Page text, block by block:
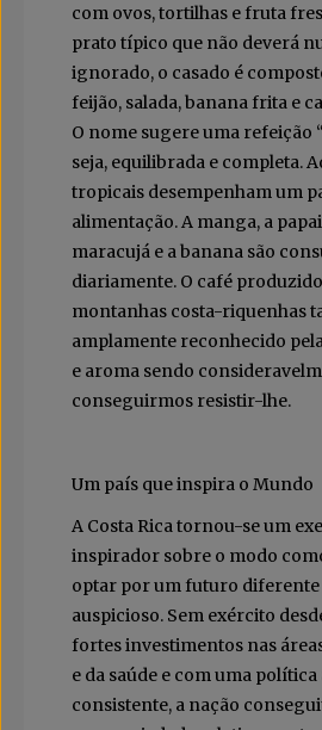
com ovos, tortilhas e fruta
prato típico que não deverá
ignorado, o casado é
feijão, salada, banana frita e
O nome sugere uma refeição
seja, equilibrada e completa.
tropicais desempenham um
alimentação. A manga, a
maracujá e a banana são
diariamente. O café
montanhas costa-riquenhas
amplamente reconhecido
e aroma sendo
conseguirmos resistir-lhe.
Um país que inspira o Mundo
A Costa Rica tornou-se um
inspirador sobre o modo
optar por um futuro diferente
auspicioso. Sem exército
fortes investimentos nas
e da saúde e com uma
consistente, a nação